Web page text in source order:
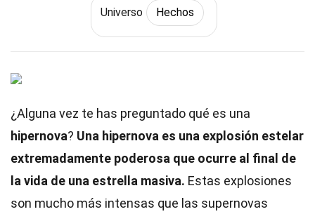
Universo Hechos
¿Alguna vez te has preguntado qué es una
hipernova? Una hipernova es una explosión estelar
extremadamente poderosa que ocurre al final de
la vida de una estrella masiva. Estas explosiones
son mucho más intensas que las supernovas